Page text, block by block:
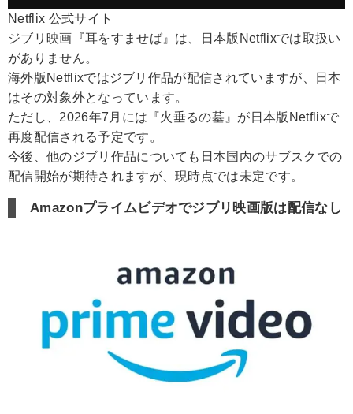
Netflix 公式サイト
ジブリ映画『耳をすませば』は、日本版Netflixでは取扱い
がありません。
海外版Netflixではジブリ作品が配信されていますが、日本
はその対象外となっています。
ただし、2026年7月には『火垂るの墓』が日本版Netflixで
再度配信される予定です。
今後、他のジブリ作品についても日本国内のサブスクでの
配信開始が期待されますが、現時点では未定です。
Amazonプライムビデオでジブリ映画版は配信なし